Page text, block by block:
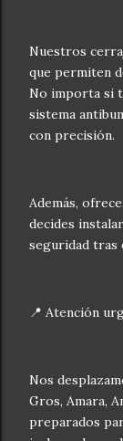
Nuestros
que permiten
No importa si
sistema
con precisión.
Además,
decides
seguridad tras
📍 Atención
Nos
Gros, Amara,
preparados